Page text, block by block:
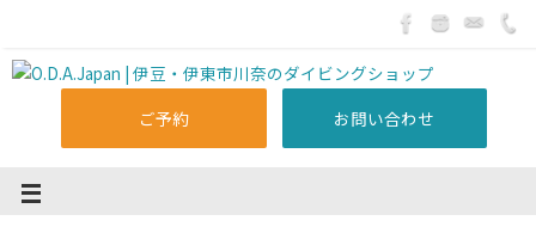
ご予約 お問い合わせ